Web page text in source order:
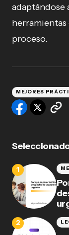
adaptándose
herramientas
proceso.
MEJORES